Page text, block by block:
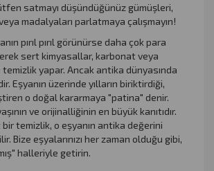
satmayı düşündüğünüz gümüşleri,
veya madalyaları parlatmaya çalışmayın!
pırıl pırıl görünürse daha çok para
sert kimyasallar, karbonat veya
temizlik yapar. Ancak antika dünyasında
Eşyanın üzerinde yılların biriktirdiği,
o doğal kararmaya "patina" denir.
ve orijinalliğinin en büyük kanıtıdır.
bir temizlik, o eşyanın antika değerini
Bize eşyalarınızı her zaman olduğu gibi,
halleriyle getirin.